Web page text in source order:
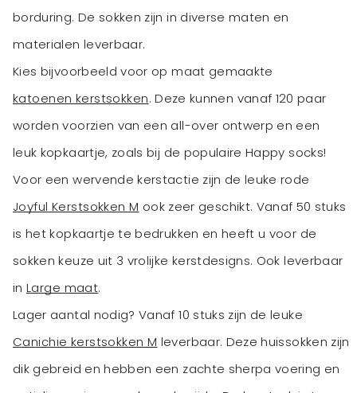
borduring. De sokken zijn in diverse maten en
materialen leverbaar.
Kies bijvoorbeeld voor op maat gemaakte
katoenen kerstsokken. Deze kunnen vanaf 120 paar
worden voorzien van een all-over ontwerp en een
leuk kopkaartje, zoals bij de populaire Happy socks!
Voor een wervende kerstactie zijn de leuke rode
Joyful Kerstsokken M ook zeer geschikt. Vanaf 50 stuks
is het kopkaartje te bedrukken en heeft u voor de
sokken keuze uit 3 vrolijke kerstdesigns. Ook leverbaar
inLarge maat.
Lager aantal nodig? Vanaf 10 stuks zijn de leuke
Canichie kerstsokken M leverbaar. Deze huissokken zijn
dik gebreid en hebben een zachte sherpa voering en